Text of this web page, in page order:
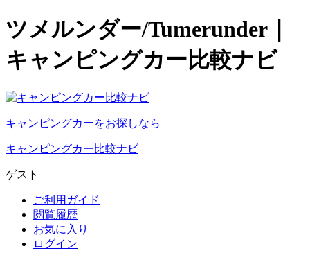
ツメルンダー/Tumerunder｜
キャンピングカー比較ナビ
キャンピングカーをお探しなら
キャンピングカー比較ナビ
ゲスト
ご利用ガイド
閲覧履歴
お気に入り
ログイン